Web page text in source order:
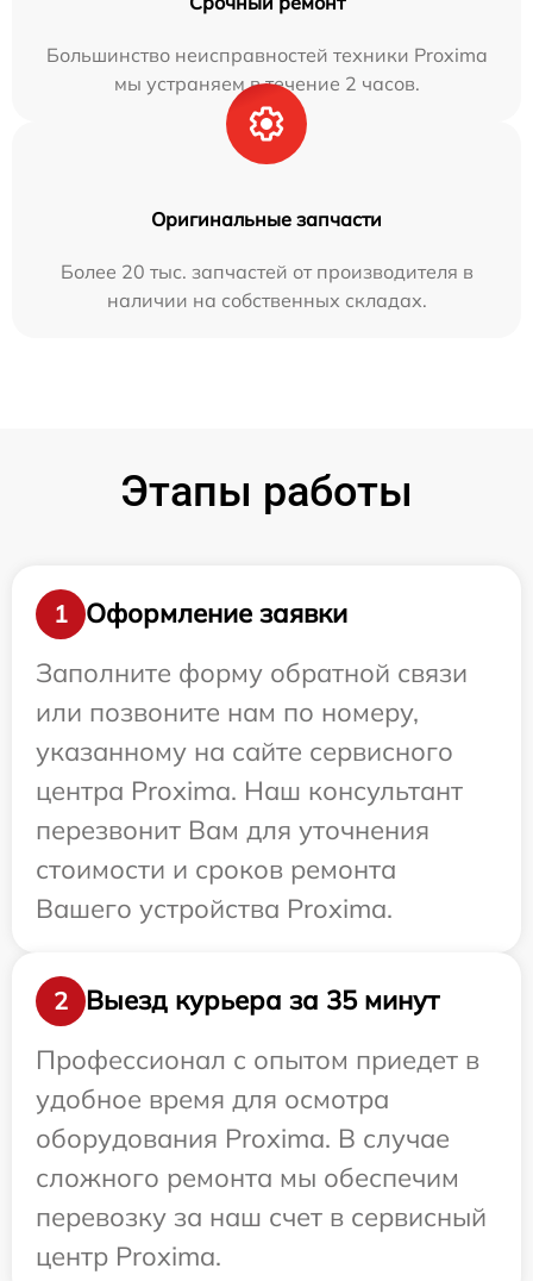
Большинство неисправностей техники Proxima
мы устраняем в течение 2 часов.
Оригинальные запчасти
Более 20 тыс. запчастей от производителя в
наличии на собственных складах.
Этапы работы
1
Оформление заявки
Заполните форму обратной связи
или позвоните нам по номеру,
указанному на сайте сервисного
центра Proxima. Наш консультант
перезвонит Вам для уточнения
стоимости и сроков ремонта
Вашего устройства Proxima.
2
Выезд курьера за 35 минут
Профессионал с опытом приедет в
удобное время для осмотра
оборудования Proxima. В случае
сложного ремонта мы обеспечим
перевозку за наш счет в сервисный
центр Proxima.